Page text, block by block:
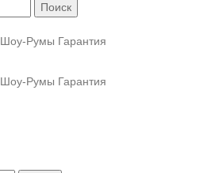
Поиск
Шоу-Румы Гарантия
Шоу-Румы Гарантия